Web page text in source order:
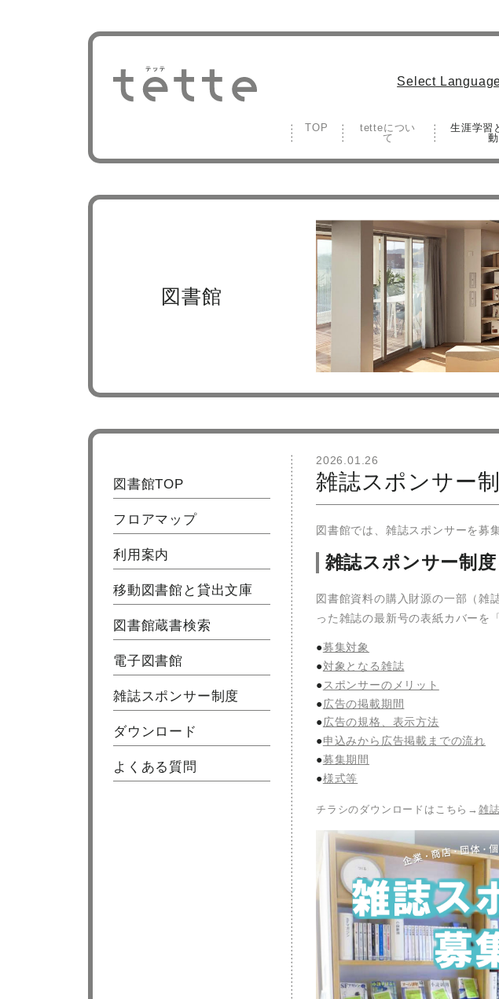
Select
TOP
tetteについ
て
生涯学習
動
図書館
図書館TOP
フロアマップ
利用案内
移動図書館と貸出文庫
図書館蔵書検索
電子図書館
雑誌スポンサー制度
ダウンロード
よくある質問
2026.01.26
雑誌スポンサー
図書館では、雑誌スポンサーを募
雑誌スポンサー制
図書館資料の購入財源の一部（雑
った雑誌の最新号の表紙カバーを
募集対象
対象となる雑誌
スポンサーのメリット
広告の掲載期間
広告の規格、表示方法
申込みから広告掲載までの流れ
募集期間
様式等
チラシのダウンロードはこちら→雑